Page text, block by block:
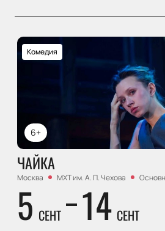
6+
Комедия
ЧАЙКА
Москва МХТ им. А. П. Чехова
5 СЕНТ 14 СЕНТ